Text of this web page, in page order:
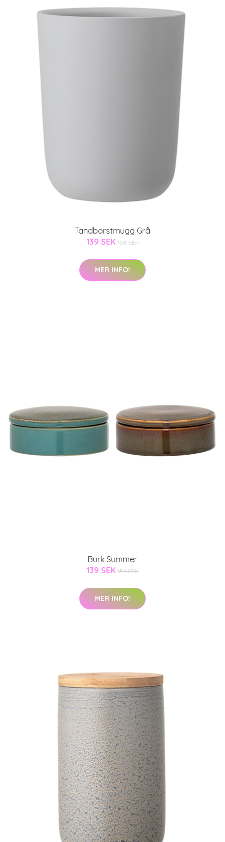
Tandborstmugg Grå
139 SEK 158 SEK
MER INFO!
Burk Summer
139 SEK 154 SEK
MER INFO!